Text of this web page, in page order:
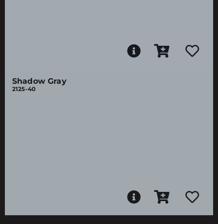
Shadow Gray
2125-40